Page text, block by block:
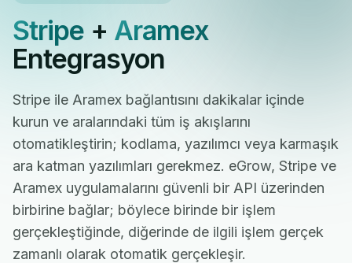
Stripe+ Aramex
Entegrasyon
Stripe ile Aramex bağlantısını dakikalar içinde
kurun ve aralarındaki tüm iş akışlarını
otomatikleştirin; kodlama, yazılımcı veya karmaşık
ara katman yazılımları gerekmez. eGrow, Stripe ve
Aramex uygulamalarını güvenli bir API üzerinden
birbirine bağlar; böylece birinde bir işlem
gerçekleştiğinde, diğerinde de ilgili işlem gerçek
zamanlı olarak otomatik gerçekleşir.